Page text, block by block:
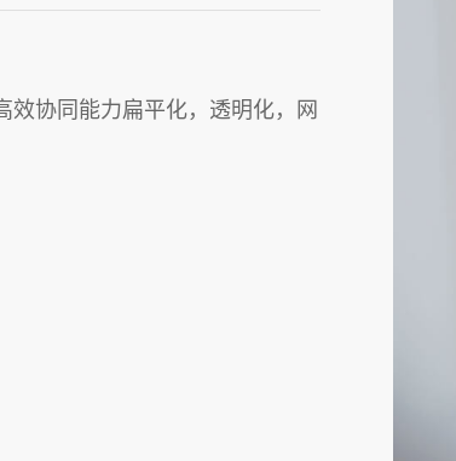
效协同能力扁平化，透明化，网